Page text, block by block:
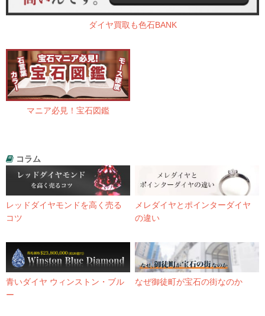
ダイヤ買取も色石BANK
マニア必見！宝石図鑑
コラム
レッドダイヤモンドを高く売る
コツ
メレダイヤとポインターダイヤ
の違い
青いダイヤ ウィンストン・ブル
ー
なぜ御徒町が宝石の街なのか